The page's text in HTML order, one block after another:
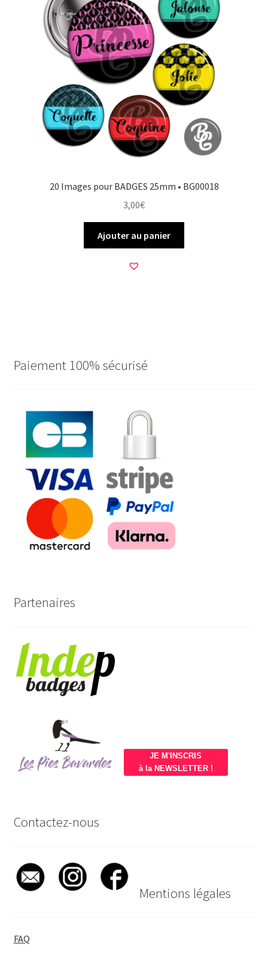
20 Images pour BADGES 25mm • BG00018
3,00€
Ajouter au panier
Paiement 100% sécurisé
Partenaires
JE M'INSCRIS
à la NEWSLETTER !
Contactez-nous
Mentions légales
FAQ